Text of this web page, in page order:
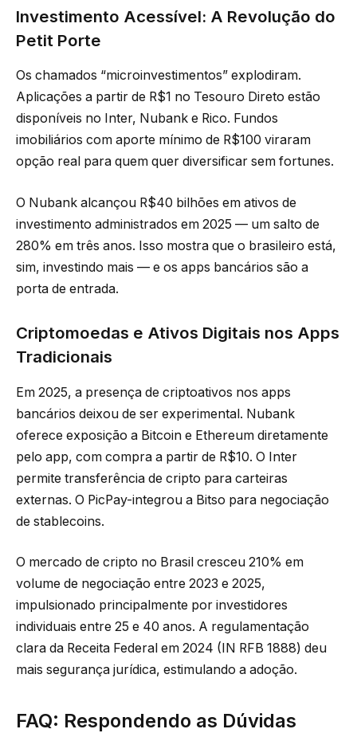
Investimento Acessível: A Revolução do
Petit Porte
Os chamados “microinvestimentos” explodiram.
Aplicações a partir de R$1 no Tesouro Direto estão
disponíveis no Inter, Nubank e Rico. Fundos
imobiliários com aporte mínimo de R$100 viraram
opção real para quem quer diversificar sem fortunes.
O Nubank alcançou R$40 bilhões em ativos de
investimento administrados em 2025 — um salto de
280% em três anos. Isso mostra que o brasileiro está,
sim, investindo mais — e os apps bancários são a
porta de entrada.
Criptomoedas e Ativos Digitais nos Apps
Tradicionais
Em 2025, a presença de criptoativos nos apps
bancários deixou de ser experimental. Nubank
oferece exposição a Bitcoin e Ethereum diretamente
pelo app, com compra a partir de R$10. O Inter
permite transferência de cripto para carteiras
externas. O PicPay-integrou a Bitso para negociação
de stablecoins.
O mercado de cripto no Brasil cresceu 210% em
volume de negociação entre 2023 e 2025,
impulsionado principalmente por investidores
individuais entre 25 e 40 anos. A regulamentação
clara da Receita Federal em 2024 (IN RFB 1888) deu
mais segurança jurídica, estimulando a adoção.
FAQ: Respondendo as Dúvidas